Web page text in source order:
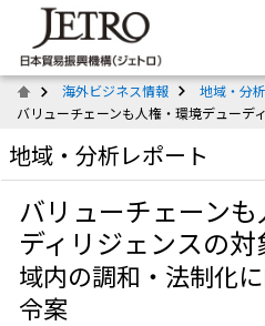
海外ビジネス情報
地域・分
バリューチェーンも人権・環境デューデ
地域・分析レポート
バリューチェーン
ディリジェンスの対
域内の調和・法制化
令案